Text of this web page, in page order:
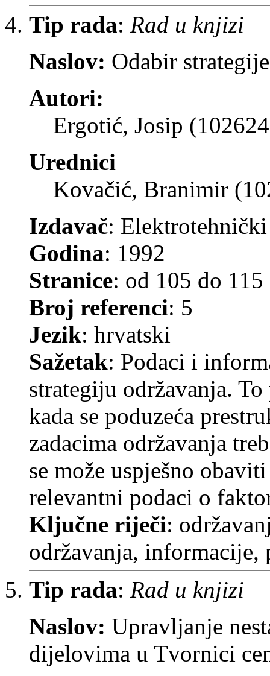
Tip rada: Rad u knjizi
Naslov: Odabir
Autori:
Ergotić, Josip
Urednici
Kovačić, Branimir
Izdavač:
Godina: 1992
Stranice: od 105 do 115
Broj referenci: 5
Jezik: hrvatski
Sažetak: Podaci i
strategiju održavanja.
kada se poduzeća
zadacima održavanja
se može uspješno
relevantni podaci o
Ključne riječi:
održavanja, informacije,
Tip rada: Rad u knjizi
Naslov: Upravljanje
dijelovima u Tvornici